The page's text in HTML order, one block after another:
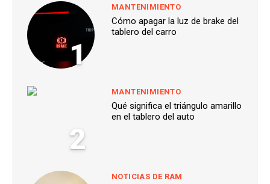
1
MANTENIMIENTO
Cómo apagar la luz de brake del
tablero del carro
2
MANTENIMIENTO
Qué significa el triángulo amarillo
en el tablero del auto
NOTICIAS DE RAM